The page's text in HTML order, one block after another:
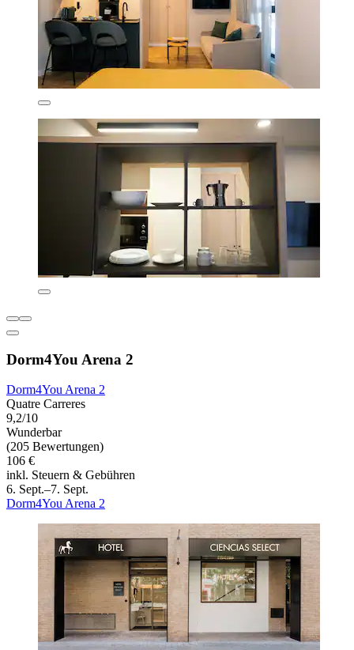
Dorm4You Arena 2
Dorm4You Arena 2
Quatre Carreres
9,2/10
Wunderbar
(205 Bewertungen)
106 €
inkl. Steuern & Gebühren
6. Sept.–7. Sept.
Dorm4You Arena 2